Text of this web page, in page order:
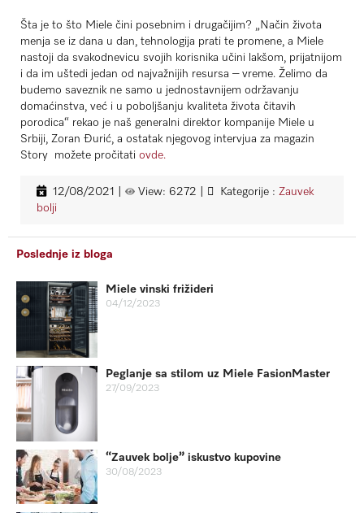
Šta je to što Miele čini posebnim i drugačijim? „Način života
menja se iz dana u dan, tehnologija prati te promene, a Miele
nastoji da svakodnevicu svojih korisnika učini lakšom, prijatnijom
i da im uštedi jedan od najvažnijih resursa – vreme. Želimo da
budemo saveznik ne samo u jednostavnijem održavanju
domaćinstva, već i u poboljšanju kvaliteta života čitavih
porodica“ rekao je naš generalni direktor kompanije Miele u
Srbiji, Zoran Đurić, a ostatak njegovog intervjua za magazin
Story
možete pročitati ovde.
12/08/2021 View: 6272 Kategorije : Zauvek
bolji
Poslednje iz bloga
Miele vinski frižideri
04/12/2023
Peglanje sa stilom uz Miele FasionMaster
27/09/2023
“Zauvek bolje” iskustvo kupovine
30/08/2023